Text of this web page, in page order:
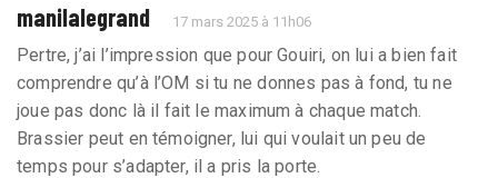
manilalegrand 17 mars 2025 à 11h06
Pertre, j’ai l’impression que pour Gouiri, on lui a bien fait
comprendre qu’à l’OM si tu ne donnes pas à fond, tu ne
joue pas donc là il fait le maximum à chaque match.
Brassier peut en témoigner, lui qui voulait un peu de
temps pour s’adapter, il a pris la porte.